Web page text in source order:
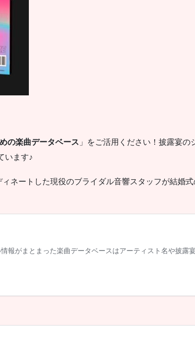
の楽曲データベース 」をご活用ください！披露宴
います♪
ネートした現役のブライダル音響スタッフが結婚式